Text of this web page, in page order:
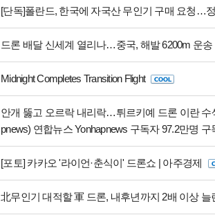
[단독]폴란드, 한국에 자국산 무인기 구매 요청…
드론 배달 신세계 열리나…중국, 해발 6200m 운송
Midnight Completes Transition Flight
안개 뚫고 오르락 내리락…튀르키예 드론 이란 수
pnews) 연합뉴스 Yonhapnews 구독자 97.2만명 구
[포토] 카카오 '라이언·춘식이' 드론쇼 | 아주경제
北무인기 대적할 軍 드론, 내후년까지 2배 이상 늘